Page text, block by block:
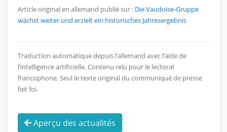
Article original en allemand publié sur : Die Vaudoise-Gruppe
wächst weiter und erzielt ein historisches Jahresergebnis
Traduction automatique depuis l’allemand avec l’aide de
l’intelligence artificielle. Contenu relu pour le lectorat
francophone. Seul le texte original du communiqué de presse
fait foi.
Aperçu des actualités